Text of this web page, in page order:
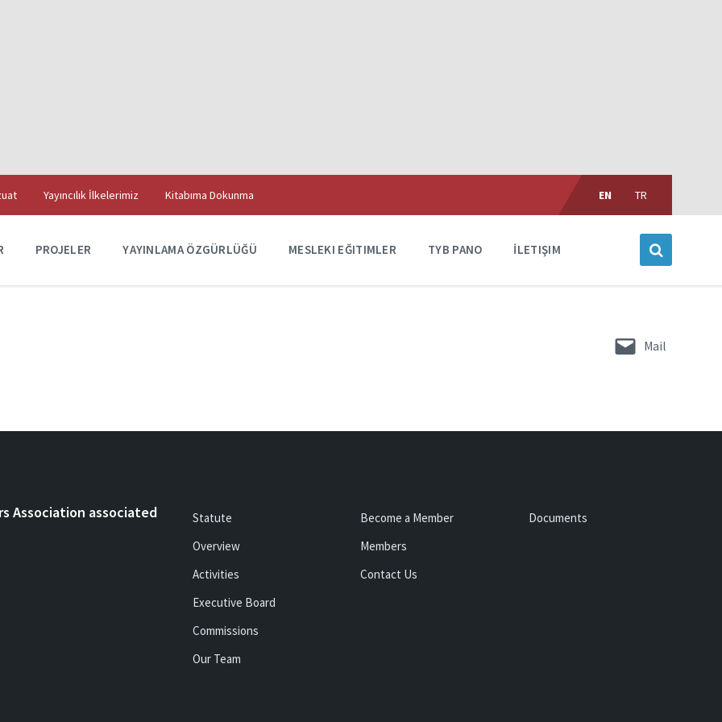
Yayıncılık İlkelerimiz
Kitabıma Dokunma
Choose
language:
EN TR
PROJELER YAYINLAMA ÖZGÜRLÜĞÜ MESLEKI EĞITIMLER TYB PANO İLETIŞIM
Mail
Association associated
Statute
Overview
Activities
Executive Board
Commissions
Our Team
Become a Member
Members
Contact Us
Documents